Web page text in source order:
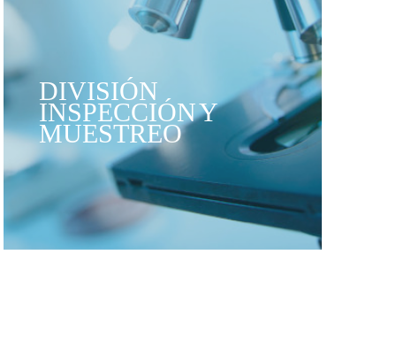
DIVISIÓN
INSPECCIÓN Y
MUESTREO